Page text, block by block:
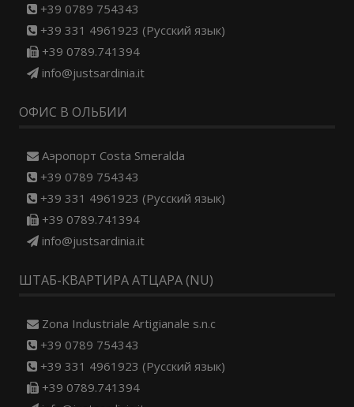
+39 0789 754343
+39 331 4961923 (Русский язык)
+39 0789.741394
info@justsardinia.it
ОФИС В ОЛЬБИИ
Aэропорт Costa Smeralda
+39 0789 754343
+39 331 4961923 (Русский язык)
+39 0789.741394
info@justsardinia.it
ШТАБ-КВАРТИРА АТЦАРА (NU)
Zona Industriale Artigianale s.n.c
+39 0789 754343
+39 331 4961923 (Русский язык)
+39 0789.741394